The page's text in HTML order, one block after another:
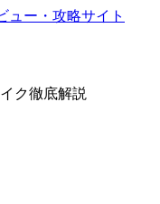
ク徹底解説